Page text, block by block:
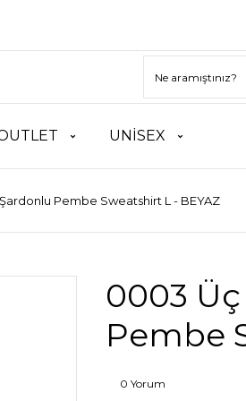
UNİSEX
Pembe Sweatshirt L - BEYAZ
0003
Pembe
0 Yorum